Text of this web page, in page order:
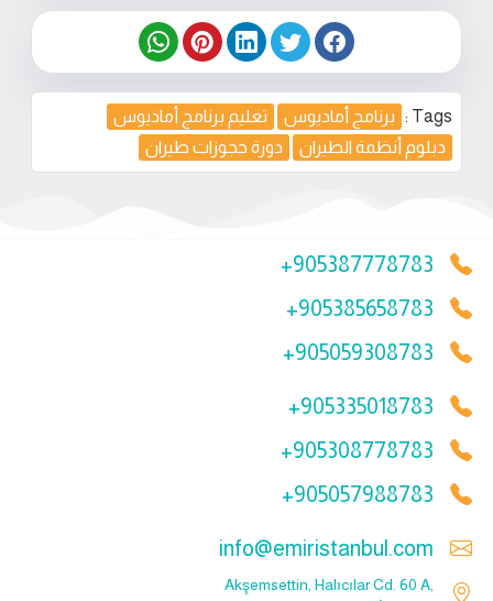
Tags : برنامج أماديوس
تعليم برنامج أماديوس
دبلوم أنظمة الطيران
دورة حجوزات طيران
+905387778783
+905385658783
+905059308783
+905335018783
+905308778783
+905057988783
info@emiristanbul.com
Akşemsettin, Halıcılar Cd. 60 A,